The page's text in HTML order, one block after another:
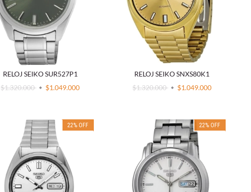
RELOJ SEIKO SUR527P1
$1.320.000
$1.049.000
RELOJ SEIKO SNXS80K1
$1.320.000
$1.049.000
22% OFF 22% OFF